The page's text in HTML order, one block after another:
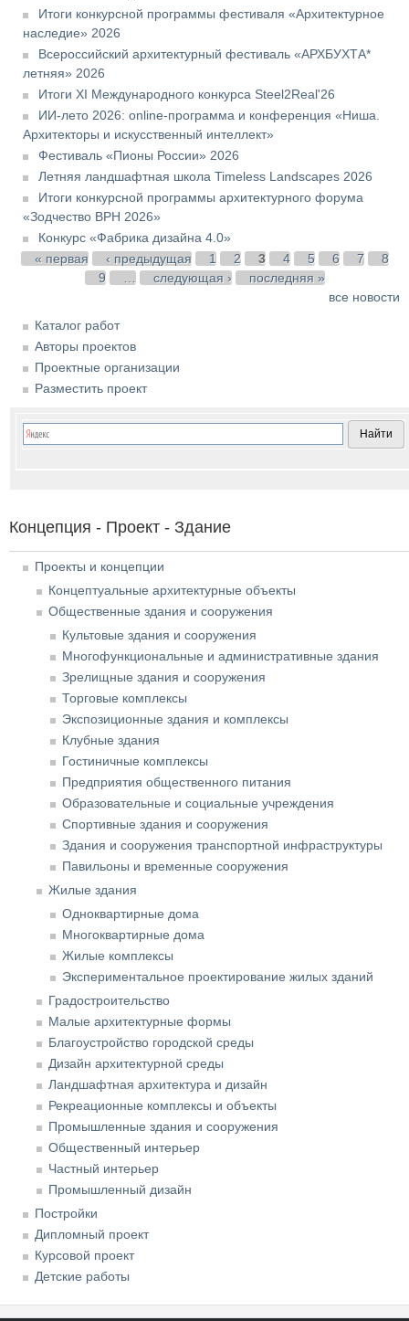
Итоги конкурсной программы фестиваля «Архитектурное
наследие» 2026
Всероссийский архитектурный фестиваль «АРХБУХТА*
летняя» 2026
Итоги XI Международного конкурса Steel2Real'26
ИИ-лето 2026: online-программа и конференция «Ниша.
Архитекторы и искусственный интеллект»
Фестиваль «Пионы России» 2026
Летняя ландшафтная школа Timeless Landscapes 2026
Итоги конкурсной программы архитектурного форума
«Зодчество ВРН 2026»
Конкурс «Фабрика дизайна 4.0»
Страницы
« первая ‹ предыдущая 1 2 3 4 5 6 7
8
9
следующая ›
последняя »
все новости
Каталог работ
Авторы проектов
Проектные организации
Разместить проект
Концепция - Проект - Здание
Проекты и концепции
Концептуальные архитектурные объекты
Общественные здания и сооружения
Культовые здания и сооружения
Многофункциональные и административные здания
Зрелищные здания и сооружения
Торговые комплексы
Экспозиционные здания и комплексы
Клубные здания
Гостиничные комплексы
Предприятия общественного питания
Образовательные и социальные учреждения
Спортивные здания и сооружения
Здания и сооружения транспортной инфраструктуры
Павильоны и временные сооружения
Жилые здания
Одноквартирные дома
Многоквартирные дома
Жилые комплексы
Экспериментальное проектирование жилых зданий
Градостроительство
Малые архитектурные формы
Благоустройство городской среды
Дизайн архитектурной среды
Ландшафтная архитектура и дизайн
Рекреационные комплексы и объекты
Промышленные здания и сооружения
Общественный интерьер
Частный интерьер
Промышленный дизайн
Постройки
Дипломный проект
Курсовой проект
Детские работы